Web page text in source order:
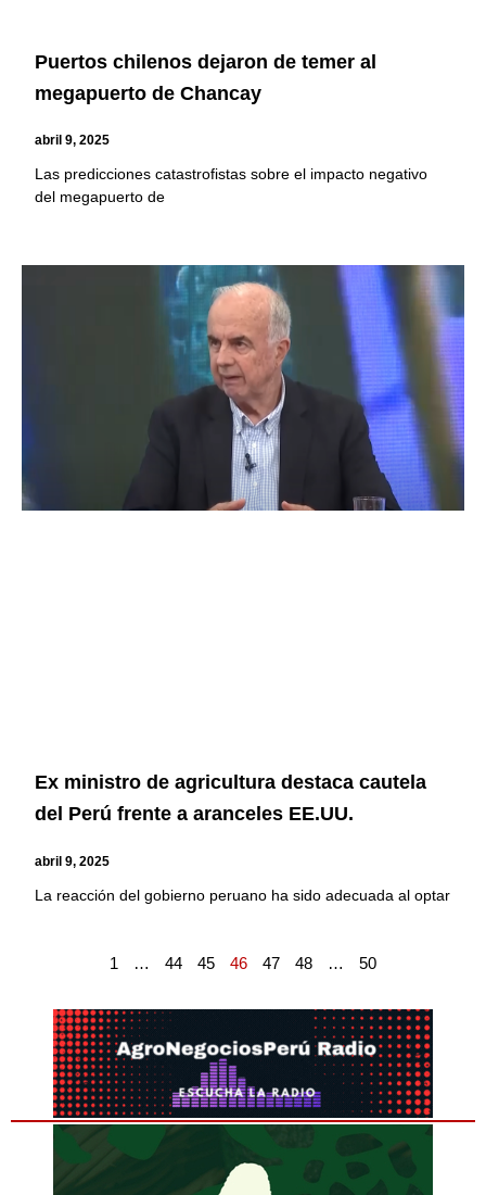
Puertos chilenos dejaron de temer al
megapuerto de Chancay
abril 9, 2025
Las predicciones catastrofistas sobre el impacto negativo
del megapuerto de
Ex ministro de agricultura destaca cautela
del Perú frente a aranceles EE.UU.
abril 9, 2025
La reacción del gobierno peruano ha sido adecuada al optar
1 … 44 45 46 47 48 … 50